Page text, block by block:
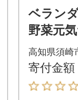
ベラン
野菜元
セット
高知県須崎
寄付金額